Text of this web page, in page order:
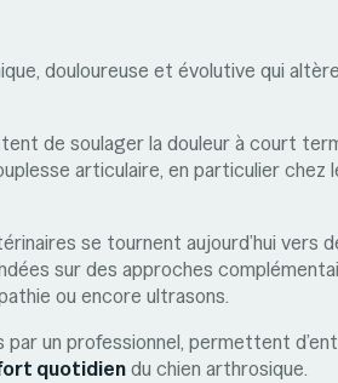
douloureuse et évolutive qui
de soulager la douleur à court
articulaire, en particulier chez
se tournent aujourd’hui vers
sur des approches
ou encore ultrasons.
un professionnel, permettent
quotidiendu chien arthrosique.